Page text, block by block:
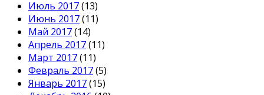
Июль 2017(13)
Июнь 2017(11)
Май 2017(14)
Апрель 2017(11)
Март 2017(11)
Февраль 2017(5)
Январь 2017(15)